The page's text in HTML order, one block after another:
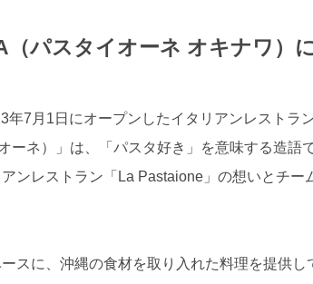
（パスタイオーネ オキナワ）
7月1日にオープンしたイタリアンレストラン
ーネ）」は、「パスタ好き」を意味する造語
ンレストラン「La Pastaione」の想いとチー
スに、沖縄の食材を取り入れた料理を提供